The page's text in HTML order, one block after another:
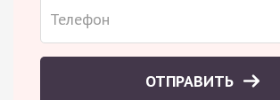
ОТПРАВИТЬ